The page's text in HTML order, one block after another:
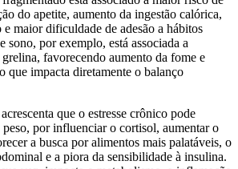
do apetite, aumento da ingestão calórica,
maior dificuldade de adesão a hábitos
sono, por exemplo, está associada a
favorecendo aumento da fome e
que impacta diretamente o balanço
que o estresse crônico pode
por influenciar o cortisol, aumentar o
a busca por alimentos mais palatáveis, o
e a piora da sensibilidade à insulina.